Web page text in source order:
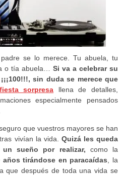
se lo merece. Tu abuela, tu
o tía abuela… Si va a celebrar su
sin duda se merece que
fiesta sorpresa llena de detalles,
especialmente pensados
que vuestros mayores se han
vivían la vida.
Quizá les queda
sueño por realizar, como la
tirándose en paracaídas , la
que después de toda una vida se